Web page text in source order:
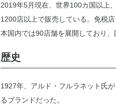
2019年5月現在、世界100カ国以上
1200店以上で販売している。免税
本国内では90店舗を展開しており
歴史
1927年、アルド・フルラネット氏
るブランドだった。